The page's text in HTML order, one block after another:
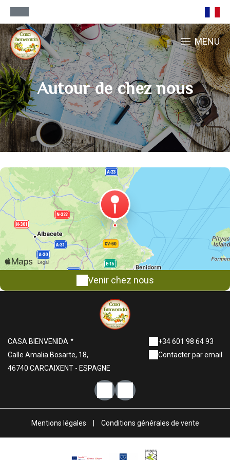
MENU
Autour de chez nous
Venir chez nous
CASA BIENVENIDA
Calle Amalia Bosarte, 18,
46740 CARCAIXENT - ESPAGNE
+34 601 98 64 93
Contacter par email
Mentions légales Conditions générales de vente